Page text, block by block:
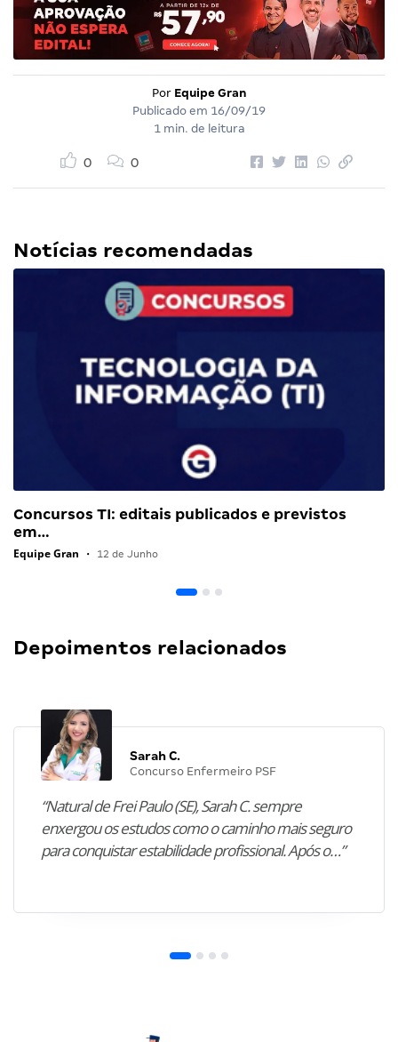
Por Equipe Gran
Publicado em 16/09/19
1 min. de leitura
0 0
Notícias recomendadas
Concursos TI: editais publicados e previstos
em…
Equipe Gran • 12 de Junho
Depoimentos relacionados
Sarah C.
Concurso Enfermeiro PSF
“Natural de Frei Paulo (SE), Sarah C. sempre
enxergou os estudos como o caminho mais seguro
para conquistar estabilidade profissional. Após o…”